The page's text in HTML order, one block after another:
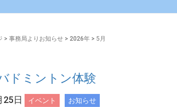
> 事務局よりお知らせ > 2026年 > 5月
ドミントン体験
25日 イベント お知らせ